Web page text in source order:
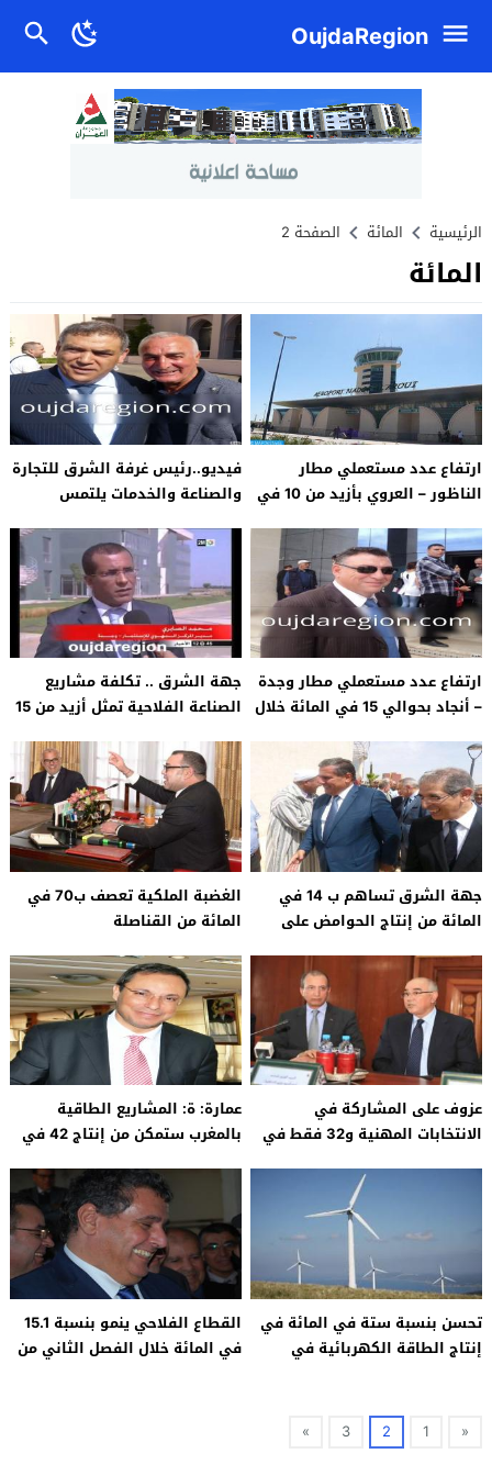
OujdaRegion
الرئيسية المائة الصفحة 2
المائة
ارتفاع عدد مستعملي مطار
الناظور – العروي بأزيد من 10 في
(المكتب الوطني للمطارات)
فيديو..رئيس غرفة الشرق للتجارة
والصناعة والخدمات يلتمس
الجبايات
ارتفاع عدد مستعملي مطار وجدة
– أنجاد بحوالي 15 في المائة خلال
الجارية
جهة الشرق .. تكلفة مشاريع
الصناعة الفلاحية تمثل أزيد من 15
جهة الشرق تساهم ب 14 في
المائة من إنتاج الحوامض على
الغضبة الملكية تعصف ب70 في
المائة من القناصلة
عزوف على المشاركة في
الانتخابات المهنية و32 فقط في
عمارة: ة: المشاريع الطاقية
بالمغرب ستمكن من إنتاج 42 في
تحسن بنسبة ستة في المائة في
إنتاج الطاقة الكهربائية في
القطاع الفلاحي ينمو بنسبة 15.1
في المائة خلال الفصل الثاني من
«
1
2
3
»